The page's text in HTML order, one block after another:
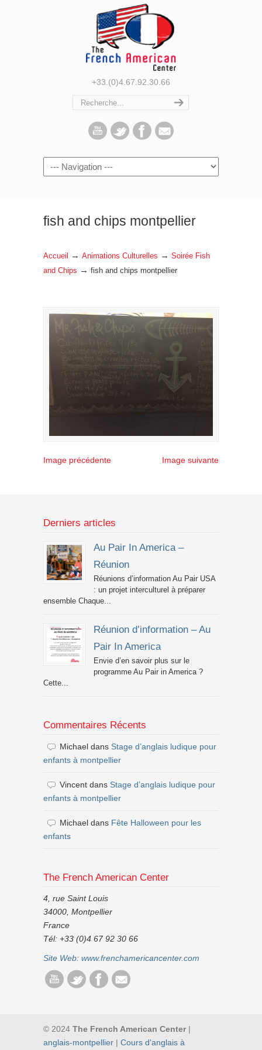
+33.(0)4.67.92.30.66
Navigation
fish and chips montpellier
Accueil → Animations Culturelles → Soirée Fish
and Chips → fish and chips montpellier
Image précédente Image suivante
Derniers articles
Au Pair In America –
Réunion
Réunions d’information Au Pair USA
: un projet interculturel à préparer
ensemble Chaque...
Réunion d’information – Au
Pair In America
Envie d’en savoir plus sur le
programme Au Pair in America ?
Cette...
Commentaires Récents
Michael dans Stage d’anglais ludique pour
enfants à montpellier
Vincent dans Stage d’anglais ludique pour
enfants à montpellier
Michael dans Fête Halloween pour les
enfants
The French American Center
4, rue Saint Louis
34000, Montpellier
France
Tél: +33 (0)4 67 92 30 66
Site Web: www.frenchamericancenter.com
© 2024 The French American Center|
anglais-montpellier | Cours d'anglais à